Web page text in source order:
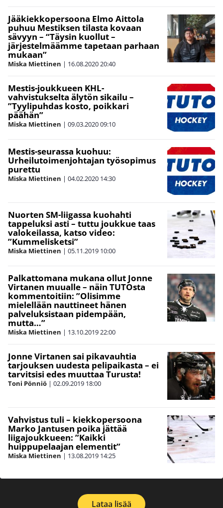
Jääkiekkopersoona Elmo Aittola
puhuu Mestiksen tilasta kovaan
sävyyn – “Täysin kuollut –
järjestelmäämme tapetaan parhaan
mukaan”
Miska Miettinen | 16.08.202020:40
Mestis-joukkueen KHL-
vahvistukselta älytön sikailu –
”Tyylipuhdas kosto, poikkari
päähän”
Miska Miettinen | 09.03.202009:10
Mestis-seurassa kuohuu:
Urheilutoimenjohtajan työsopimus
purettu
Miska Miettinen | 04.02.2020 14:30
Nuorten SM-liigassa kuohahti
tappeluksi asti – tuttu joukkue taas
valokeilassa, katso video:
”Kummelisketsi”
Miska Miettinen | 05.11.2019 10:00
Palkattomana mukana ollut Jonne
Virtanen muualle – näin TUTOsta
kommentoitiin: ”Olisimme
mielellään nauttineet hänen
palveluksistaan pidempään,
mutta…”
Miska Miettinen | 13.10.201922:00
Jonne Virtanen sai pikavauhtia
tarjouksen uudesta pelipaikasta – ei
tarvitsisi edes muuttaa Turusta!
Toni Pönniö | 02.09.2019 18:00
Vahvistus tuli – kiekkopersoona
Marko Jantusen poika jättää
liigajoukkueen: ”Kaikki
huippupelaajan elementit”
Miska Miettinen | 13.08.2019 14:25
Lataa lisää